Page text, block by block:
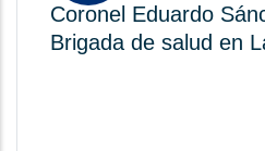
Coronel Eduardo
Brigada de salud en